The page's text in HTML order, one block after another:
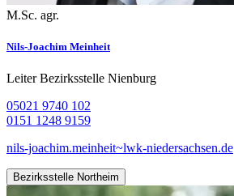
M.Sc. agr.
Nils-Joachim Meinheit
Leiter Bezirksstelle Nienburg
05021 9740 102
0151 1248 9159
nils-joachim.meinheit~lwk-niedersachsen.de
Bezirksstelle Northeim